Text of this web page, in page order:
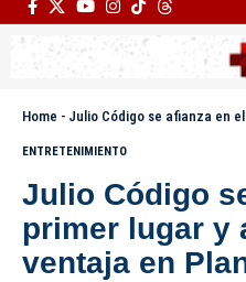
Home - Julio Código se afianza en el
ENTRETENIMIENTO
Julio Código
primer lugar y
ventaja en